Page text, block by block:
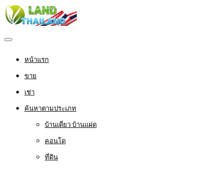
หน้าแรก
ขาย
เช่า
ค้นหาตามประเภท
บ้านเดี่ยว บ้านแฝด
คอนโด
ที่ดิน